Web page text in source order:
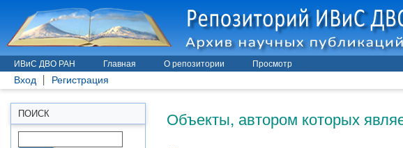
ИВиС ДВО РАН Главная О репозитории Просмотр
Вход Регистрация
ПОИСК Объекты, автором которых